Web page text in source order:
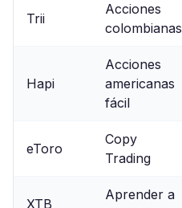
Trii
Acciones
colombianas
Hapi
Acciones
americanas
fácil
eToro
Copy
Trading
XTB
Aprender a